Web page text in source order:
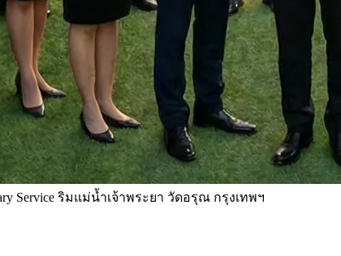
Service ริมแม่น้ำเจ้าพระยา วัดอรุณ กรุงเทพฯ